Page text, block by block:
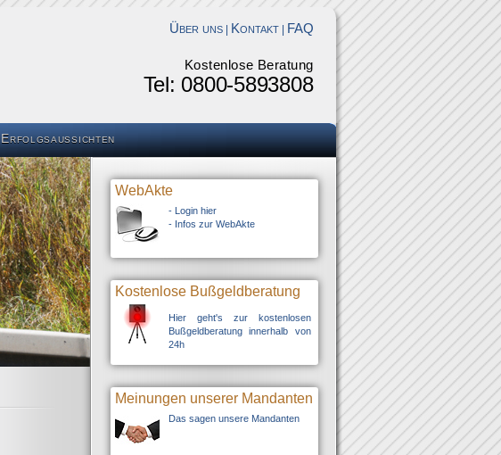
Über uns Kontakt FAQ
Kostenlose Beratung
Tel: 0800-5893808
Erfolgsaussichten
WebAkte
- Login hier
- Infos zur WebAkte
Kostenlose Bußgeldberatung
Hier geht's zur kostenlosen
Bußgeldberatung innerhalb von
24h
Meinungen unserer Mandanten
Das sagen unsere Mandanten